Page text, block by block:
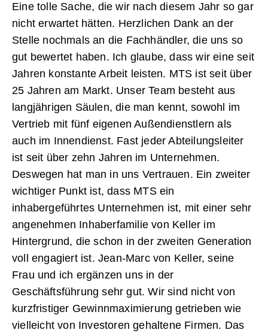
Eine tolle Sache, die wir nach diesem Jahr so gar
nicht erwartet hätten. Herzlichen Dank an der
Stelle nochmals an die Fachhändler, die uns so
gut bewertet haben. Ich glaube, dass wir eine seit
Jahren konstante Arbeit leisten. MTS ist seit über
25 Jahren am Markt. Unser Team besteht aus
langjährigen Säulen, die man kennt, sowohl im
Vertrieb mit fünf eigenen Außendienstlern als
auch im Innendienst. Fast jeder Abteilungsleiter
ist seit über zehn Jahren im Unternehmen.
Deswegen hat man in uns Vertrauen. Ein zweiter
wichtiger Punkt ist, dass MTS ein
inhabergeführtes Unternehmen ist, mit einer sehr
angenehmen Inhaberfamilie von Keller im
Hintergrund, die schon in der zweiten Generation
voll engagiert ist. Jean-Marc von Keller, seine
Frau und ich ergänzen uns in der
Geschäftsführung sehr gut. Wir sind nicht von
kurzfristiger Gewinnmaximierung getrieben wie
vielleicht von Investoren gehaltene Firmen. Das